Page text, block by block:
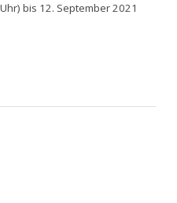
bis 12. September 2021